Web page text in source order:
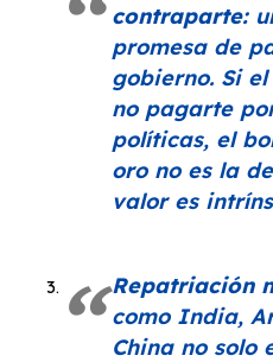
contraparte:
promesa de
gobierno. Si
no pagarte
políticas, el
oro no es la
valor es
Repatriación
como India,
China no solo